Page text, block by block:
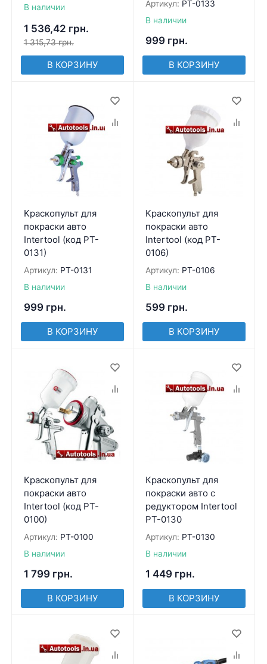
В наличии
1 536,42 грн.
1 315,73 грн.
В КОРЗИНУ
Артикул: PT-0133
В наличии
999 грн.
В КОРЗИНУ
Краскопульт для
покраски авто
Intertool (код PT-
0131)
Артикул: PT-0131
В наличии
999 грн.
В КОРЗИНУ
Краскопульт для
покраски авто
Intertool (код PT-
0106)
Артикул: PT-0106
В наличии
599 грн.
В КОРЗИНУ
Краскопульт для
покраски авто
Intertool (код PT-
0100)
Артикул: PT-0100
В наличии
1 799 грн.
В КОРЗИНУ
Краскопульт для
покраски авто с
редуктором Intertool
PT-0130
Артикул: PT-0130
В наличии
1 449 грн.
В КОРЗИНУ